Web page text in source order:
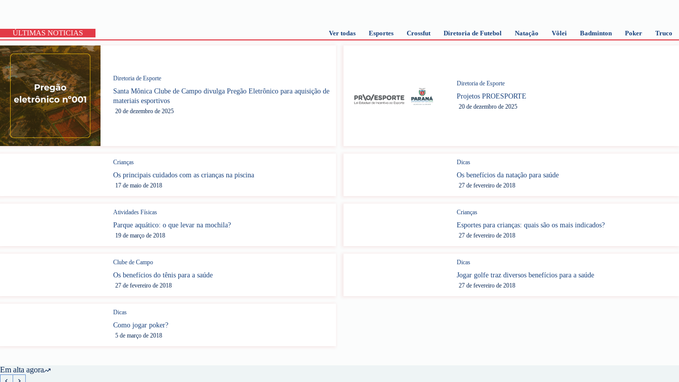
ÚLTIMAS NOTICIAS Ver todas Esportes Crossfut Diretoria de Futebol Natação Vôlei Badminton Poker Truco
Diretoria de Esporte
Santa Mônica Clube de Campo divulga Pregão Eletrônico para aquisição de
materiais esportivos
20 de dezembro de 2025
Diretoria de Esporte
Projetos PROESPORTE
20 de dezembro de 2025
Crianças
Os principais cuidados com as crianças na piscina
17 de maio de 2018
Dicas
Os benefícios da natação para saúde
27 de fevereiro de 2018
Atividades Físicas
Parque aquático: o que levar na mochila?
19 de março de 2018
Crianças
Esportes para crianças: quais são os mais indicados?
27 de fevereiro de 2018
Clube de Campo
Os benefícios do tênis para a saúde
27 de fevereiro de 2018
Dicas
Jogar golfe traz diversos benefícios para a saúde
27 de fevereiro de 2018
Dicas
Como jogar poker?
5 de março de 2018
Em alta agora